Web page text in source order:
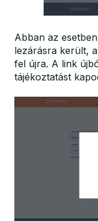
Abban az
lezárásra került,
fel újra. A link
tájékoztatást